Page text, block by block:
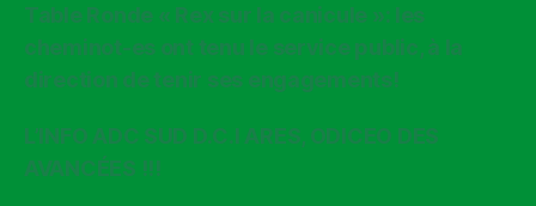
Table Ronde « Rex sur la canicule »: les
cheminot-es ont tenu le service public, à la
direction de tenir ses engagements!
L’INFO ADC SUD D.C.I ARES, ODICEO DES
AVANCÉES !!!